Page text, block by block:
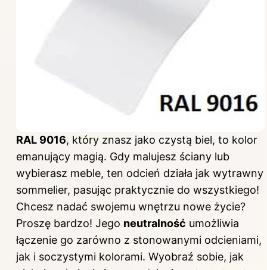
RAL 9016, który znasz jako czystą biel, to kolor
emanujący magią. Gdy malujesz ściany lub
wybierasz meble, ten odcień działa jak wytrawny
sommelier, pasując praktycznie do wszystkiego!
Chcesz nadać swojemu wnętrzu nowe życie?
Proszę bardzo! Jego neutralność umożliwia
łączenie go zarówno z stonowanymi odcieniami,
jak i soczystymi kolorami. Wyobraź sobie, jak